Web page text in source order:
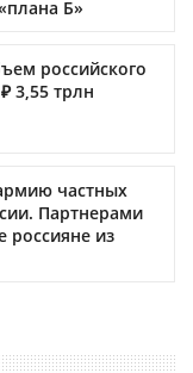
Б»
российского
3,55 трлн
частных
Партнерами
россияне из